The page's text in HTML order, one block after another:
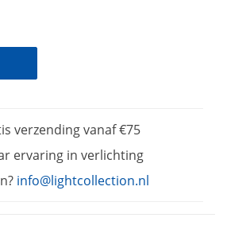
verzending vanaf €75
ervaring in verlichting
info@lightcollection.nl